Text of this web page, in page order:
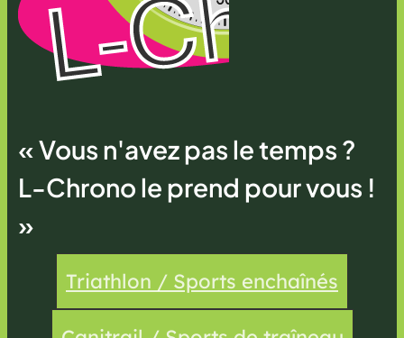
« Vous n'avez pas le temps ?
L-Chrono le prend pour vous !
»
Triathlon / Sports enchaînés